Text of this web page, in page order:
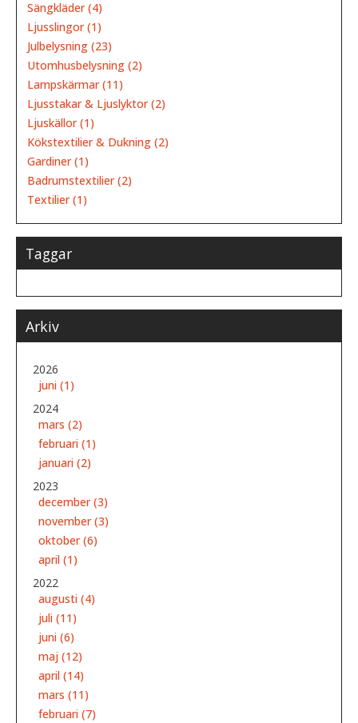
Sängkläder (4)
Ljusslingor (1)
Julbelysning (23)
Utomhusbelysning (2)
Lampskärmar (11)
Ljusstakar & Ljuslyktor (2)
Ljuskällor (1)
Kökstextilier & Dukning (2)
Gardiner (1)
Badrumstextilier (2)
Textilier (1)
Taggar
Arkiv
2026
juni (1)
2024
mars (2)
februari (1)
januari (2)
2023
december (3)
november (3)
oktober (6)
april (1)
2022
augusti (4)
juli (11)
juni (6)
maj (12)
april (14)
mars (11)
februari (7)